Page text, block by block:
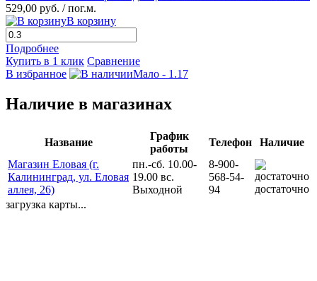
529,00 руб. / пог.м.
В корзину
Подробнее
Купить в 1 клик Сравнение
В избранное
Мало - 1.17
Наличие в магазинах
Название
График
работы
Телефон
Наличие
Магазин Еловая (г.
Калининград, ул. Еловая
аллея, 26)
пн.-сб. 10.00-
19.00 вс.
Выходной
8-900-
568-54-
94
достаточно
загрузка карты...